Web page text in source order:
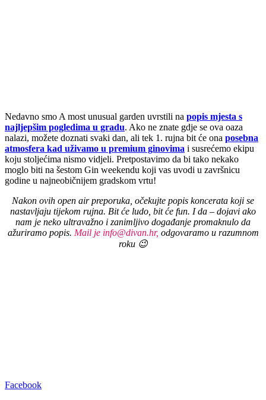
Nedavno smo A most unusual garden uvrstili na popis mjesta s
najljepšim pogledima u gradu. Ako ne znate gdje se ova oaza
nalazi, možete doznati svaki dan, ali tek 1. rujna bit će ona posebna
atmosfera kad uživamo u premium ginovima i susrećemo ekipu
koju stoljećima nismo vidjeli. Pretpostavimo da bi tako nekako
moglo biti na šestom Gin weekendu koji vas uvodi u završnicu
godine u najneobičnijem gradskom vrtu!
Nakon ovih open air preporuka, očekujte popis koncerata koji se
nastavljaju tijekom rujna. Bit će ludo, bit će fun. I da – dojavi ako
nam je neko ultravažno i zanimljivo događanje promaknulo da
ažuriramo popis. Mail je info@divan.hr, odgovaramo u razumnom
roku 😉
Facebook